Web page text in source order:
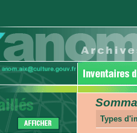
Types